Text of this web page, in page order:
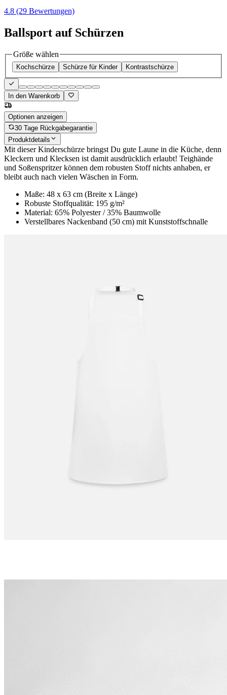
4.8 (29 Bewertungen)
Ballsport auf Schürzen
Größe wählen
Kochschürze Schürze für Kinder Kontrastschürze
In den Warenkorb
Optionen anzeigen
30 Tage Rückgabegarantie
Produktdetails
Mit dieser Kinderschürze bringst Du gute Laune in die Küche, denn
Kleckern und Klecksen ist damit ausdrücklich erlaubt! Teighände
und Soßenspritzer können dem robusten Stoff nichts anhaben, er
bleibt auch nach vielen Wäschen in Form.
Maße: 48 x 63 cm (Breite x Länge)
Robuste Stoffqualität: 195 g/m²
Material: 65% Polyester / 35% Baumwolle
Verstellbares Nackenband (50 cm) mit Kunststoffschnalle